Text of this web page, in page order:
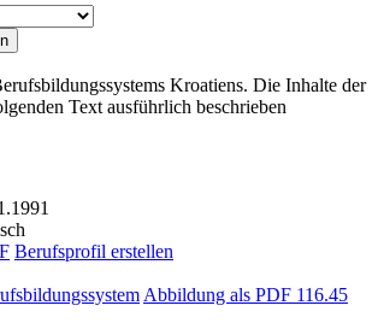
Berufsprofil erstellen
Abbildung als PDF 116.45